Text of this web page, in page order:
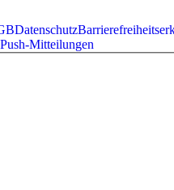
Datenschutz
Push-Mitteilungen